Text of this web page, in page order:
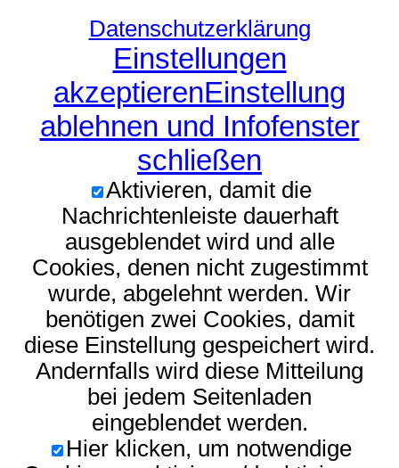
Datenschutzerklärung
Einstellungen
akzeptierenEinstellung
ablehnen und Infofenster
schließen
Aktivieren, damit die
Nachrichtenleiste dauerhaft
ausgeblendet wird und alle
Cookies, denen nicht zugestimmt
wurde, abgelehnt werden. Wir
benötigen zwei Cookies, damit
diese Einstellung gespeichert wird.
Andernfalls wird diese Mitteilung
bei jedem Seitenladen
eingeblendet werden.
Hier klicken, um notwendige